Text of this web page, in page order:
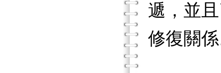
遞，並
修復關